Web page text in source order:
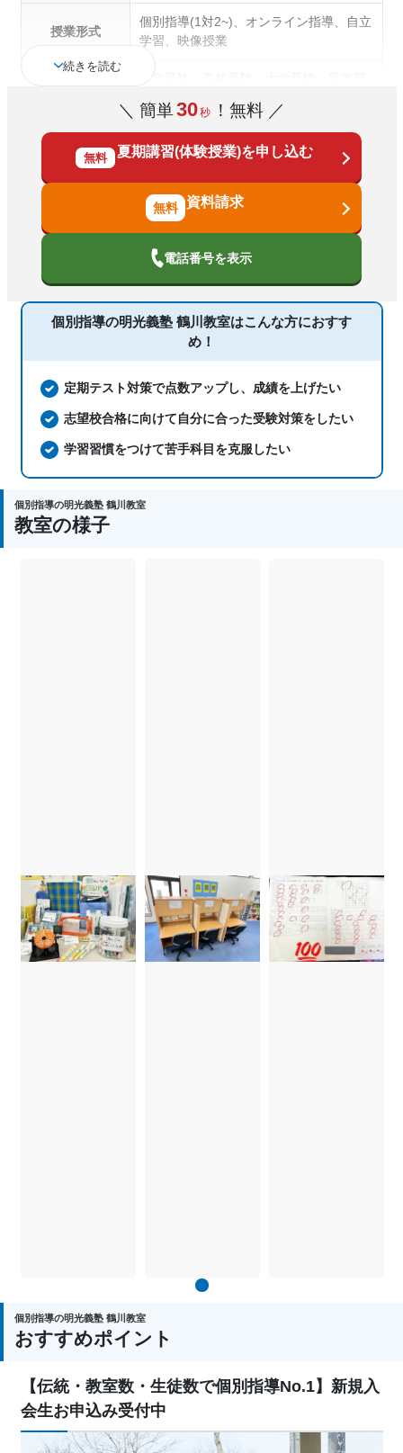
授業形式
個別指導(1対2~)、オンライン指導、自立
学習、映像授業
通塾の目的
策、学習習慣の定着、総合型選抜(旧AO)
対策、推薦入試対策、学校別特化対策、
国公立大対策、私大対策、共通テスト対
策、英検(英語検定)対策、漢検(漢字検定)
対策、数学特化対策、英語・英会話特化
対策、その他科目別特化対策
中高一貫校生に対応、特待生・奨学金制
度あり、授業の振替可能、不登校生に対
応、学習にPC・タブレットを利用、オン
ライン対応、1科目から受講可能、季節
講習のみの受講可、発達障害・学習障害
の子どもに対応、自習室あり
科目 国語、算数、数学、理科、社会、英語
続きを読む
＼ 簡単30秒 ！無料 ／
無料 夏期講習(体験授業)を申し込む
資料請求
電話番号を表示
個別指導の明光義塾 鶴川教室はこんな方におすす
め！
定期テスト対策で点数アップし、成績を上げたい
志望校合格に向けて自分に合った受験対策をしたい
学習習慣をつけて苦手科目を克服したい
個別指導の明光義塾 鶴川教室
教室の様子
個別指導の明光義塾 鶴川教室
おすすめポイント
【伝統・教室数・生徒数で個別指導No.1】新規入
会生お申込み受付中